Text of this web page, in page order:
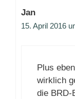
Jan
15. April 2016
Plus
wirklich
die BRD-